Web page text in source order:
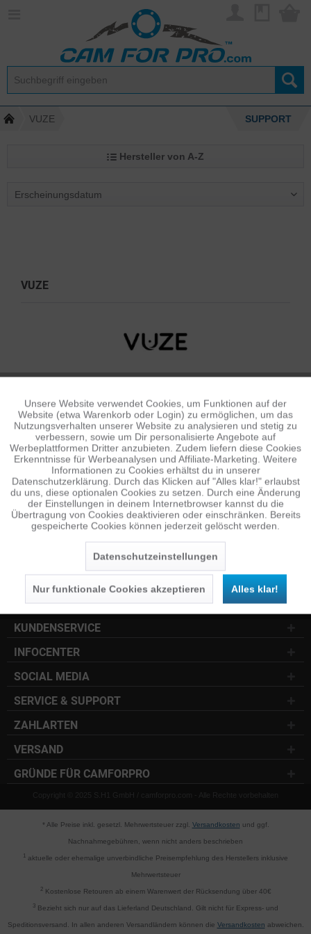
VUZE SUPPORT
Hersteller von A-Z
VUZE
NEWSLETTER
Jetzt anmelden und 10 € Gutschein sichern
habe ich zur Kenntnis
genommen.
KUNDENSERVICE
INFOCENTER
SOCIAL MEDIA
SERVICE & SUPPORT
ZAHLARTEN
VERSAND
GRÜNDE FÜR CAMFORPRO
Copyright © 2025 S.H1 GmbH / camforpro.com - Alle Rechte vorbehalten
* Alle Preise inkl. gesetzl. Mehrwertsteuer zzgl. Versandkosten und ggf.
Nachnahmegebühren, wenn nicht anders beschrieben
1 aktuelle oder ehemalige unverbindliche Preisempfehlung des Herstellers inklusive
Mehrwertsteuer
2Kostenlose Retouren ab einem Warenwert der Rücksendung über 40€
3 Bezieht sich nur auf das Lieferland Deutschland. Gilt nicht für Express- und
Speditionsversand. In allen anderen Versandländern können die Versandkosten abweichen.
Funktionale Aktiv
Tracking Inaktiv
Personalisierung Inaktiv
Service Inaktiv
Unsere Website verwendet Cookies, um Funktionen auf der
Website (etwa Warenkorb oder Login) zu ermöglichen, um das
Nutzungsverhalten unserer Website zu analysieren und stetig zu
verbessern, sowie um Dir personalisierte Angebote auf
Werbeplattformen Dritter anzubieten. Zudem liefern diese Cookies
Erkenntnisse für Werbeanalysen und Affiliate-Marketing. Weitere
Informationen zu Cookies erhältst du in unserer
Datenschutzerklärung. Durch das Klicken auf "Alles klar!" erlaubst
du uns, diese optionalen Cookies zu setzen. Durch eine Änderung
der Einstellungen in deinem Internetbrowser kannst du die
Übertragung von Cookies deaktivieren oder einschränken. Bereits
gespeicherte Cookies können jederzeit gelöscht werden.
Datenschutzeinstellungen
Nur funktionale Cookies akzeptieren Alles klar!